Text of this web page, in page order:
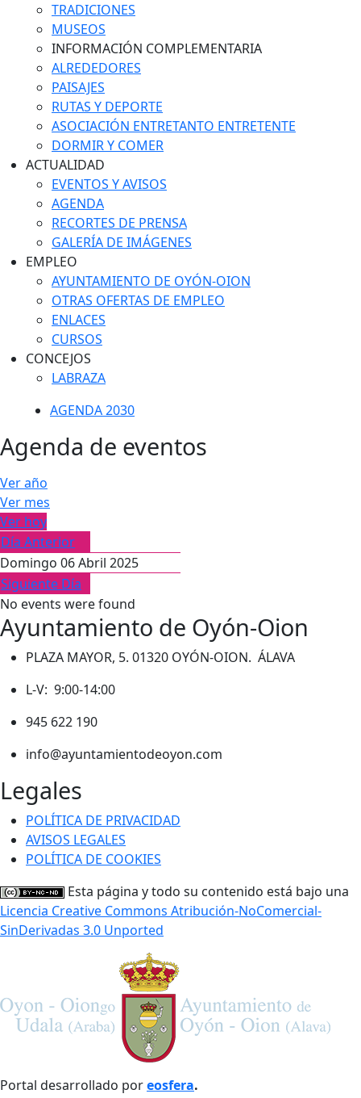
TRADICIONES
MUSEOS
INFORMACIÓN COMPLEMENTARIA
ALREDEDORES
PAISAJES
RUTAS Y DEPORTE
ASOCIACIÓN ENTRETANTO ENTRETENTE
DORMIR Y COMER
ACTUALIDAD
EVENTOS Y AVISOS
AGENDA
RECORTES DE PRENSA
GALERÍA DE IMÁGENES
EMPLEO
AYUNTAMIENTO DE OYÓN-OION
OTRAS OFERTAS DE EMPLEO
ENLACES
CURSOS
CONCEJOS
LABRAZA
AGENDA 2030
Agenda de eventos
Ver año
Ver mes
Ver hoy
Día Anterior
Domingo 06 Abril 2025
Siguiente Día
No events were found
Ayuntamiento de Oyón-Oion
PLAZA MAYOR, 5. 01320 OYÓN-OION. ÁLAVA
L-V: 9:00-14:00
945 622 190
info@ayuntamientodeoyon.com
Legales
POLÍTICA DE PRIVACIDAD
AVISOS LEGALES
POLÍTICA DE COOKIES
Esta página y todo su contenido está bajo una
Licencia Creative Commons Atribución-NoComercial-
SinDerivadas 3.0 Unported
Portal desarrollado poreosfera.